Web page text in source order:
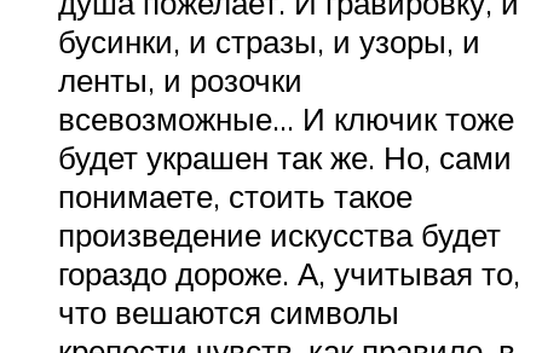
бусинки, и стразы, и узоры, и
ленты, и розочки
всевозможные… И ключик тоже
будет украшен так же. Но, сами
понимаете, стоить такое
произведение искусства будет
гораздо дороже. А, учитывая то,
что вешаются символы